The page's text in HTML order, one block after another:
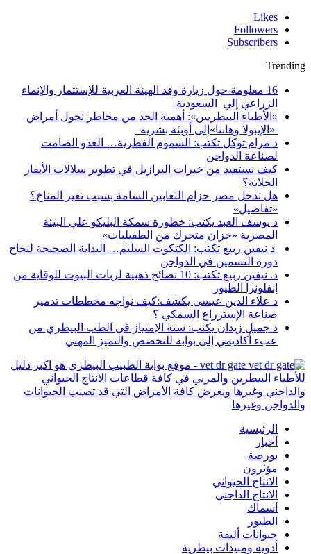
Likes
Followers
Subscribers
Trending
16 معلومة حول زيارة وفد الهيئة العربية للإستثمار والإنماء
الزراعي إلي السعودية
«الأطباء البيطريين»: أهمية الحد من مخاطر تحول أمراض
«الإيبولا وهانتا»إلى أوبئة بشرية
د مرام توكل تكتب: السموم الفطرية… العدو الصامت
لصناعة الدواجن
كيف نستفيد من خبرات البرازيل في تطوير سلالات الأبقار
الحلابة؟
هل تدخل مصر حزام الثعابين السامة بسبب تغير المناخ؟
«تفاصيل»
د يوسف العبد يكتب: خطورة سمكة البليكو علي البيئة
المصرية «خزان متحرك من الطفيليات»
د نيفين ربيع تكتب: الكتكوت السليم… البداية الصحيحة لنجاح
دورة التسمين في الدواجن
د. نيفين ربيع تكتب: 10 نصائح ذهبية لربات البيوت للوقاية من
إنفلونزا الطيور
د علاء الدين عيسى يكشف:كيف نواجه مخططات تدمير
صناعة الإستزراع السمكي ؟
د جميل زيدان يكتب: سنة الإمتياز فى الطب البيطري من
عبء أكاديمي إلى بوابة للتخصص والتميز المهني
vet dr gate - موقع بوابة الطبيب البيطري هو اكبر دليل
للأطباء البيطرين والمربي في كافة قطاعات الانتاج الحيواني
والداجني وغيرها ويعرض كافة الأمراض التي قد تصيب الحيوانات
والدواجن وغيرها
الرئيسية
أخبار
بورصة
مؤثرون
الانتاج الحيواني
الانتاج الداجني
أسماك
الطيور
حيوانات أليفة
أدوية ومبيدات بيطرية